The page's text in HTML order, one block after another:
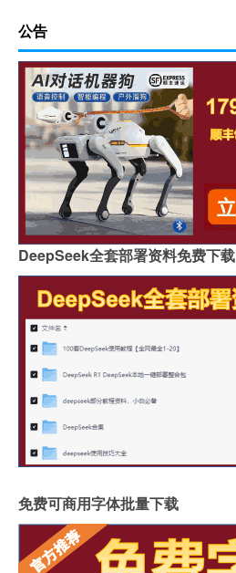
公告
DeepSeek全套部署资料免费下载
免费可商用字体批量下载